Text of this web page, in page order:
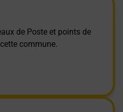
de Poste et points de
commune.